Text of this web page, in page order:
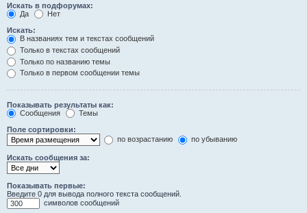
Искать в подфорумах:
Да
Нет
Искать:
В названиях тем и текстах сообщений
Только в текстах сообщений
Только по названию темы
Только в первом сообщении темы
Показывать результаты как:
Сообщения
Темы
Поле сортировки:
по возрастанию
по убыванию
Искать сообщения за:
Показывать первые:
Введите 0 для вывода полного текста сообщений.
символов сообщений